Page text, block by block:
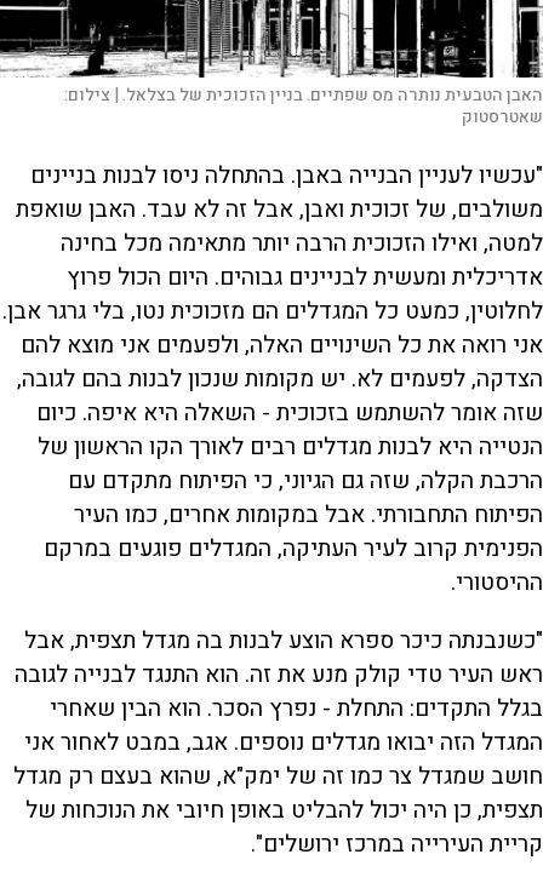
האבן הטבעית נותרה מס שפתיים. בניין הזכוכית של בצלאל. | צילום:
שאטרסטוק
"עכשיו לעניין הבנייה באבן. בהתחלה ניסו לבנות בניינים
משולבים, של זכוכית ואבן, אבל זה לא עבד. האבן שואפת
למטה, ואילו הזכוכית הרבה יותר מתאימה מכל בחינה
אדריכלית ומעשית לבניינים גבוהים. היום הכול פרוץ
לחלוטין, כמעט כל המגדלים הם מזכוכית נטו, בלי גרגר אבן.
אני רואה את כל השינויים האלה, ולפעמים אני מוצא להם
הצדקה, לפעמים לא. יש מקומות שנכון לבנות בהם לגובה,
שזה אומר להשתמש בזכוכית - השאלה היא איפה. כיום
הנטייה היא לבנות מגדלים רבים לאורך הקו הראשון של
הרכבת הקלה, שזה גם הגיוני, כי הפיתוח מתקדם עם
הפיתוח התחבורתי. אבל במקומות אחרים, כמו העיר
הפנימית קרוב לעיר העתיקה, המגדלים פוגעים במרקם
ההיסטורי.
"כשנבנתה כיכר ספרא הוצע לבנות בה מגדל תצפית, אבל
ראש העיר טדי קולק מנע את זה. הוא התנגד לבנייה לגובה
בגלל התקדים: התחלת - נפרץ הסכר. הוא הבין שאחרי
המגדל הזה יבואו מגדלים נוספים. אגב, במבט לאחור אני
חושב שמגדל צר כמו זה של ימק"א, שהוא בעצם רק מגדל
תצפית, כן היה יכול להבליט באופן חיובי את הנוכחות של
קריית העירייה במרכז ירושלים".